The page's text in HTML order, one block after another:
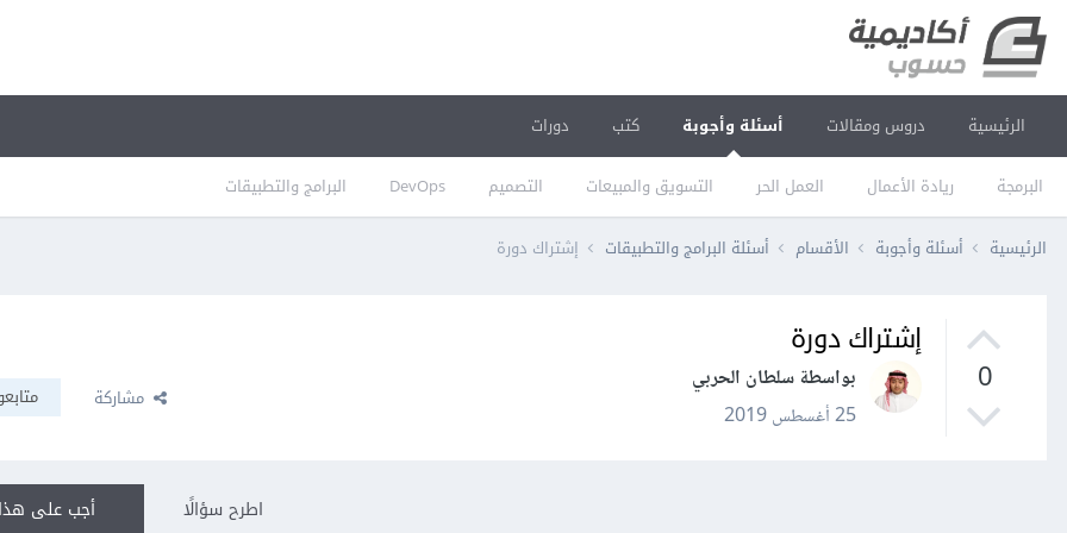
الرئيسية دروس ومقالات أسئلة وأجوبة
البرمجة ريادة الأعمال العمل الحر التسويق والمبيعات التصميم DevOps البرامج والتطبيقات
كتب دورات
الرئيسية أسئلة وأجوبة الأقسام أسئلة البرامج والتطبيقات إشتراك دورة
0
إشتراك دورة
بواسطة سلطان الحربي
25 أغسطس 2019
مشاركة
أجب على اطرح سؤالًا